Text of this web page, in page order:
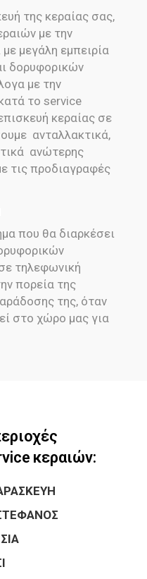
της κεραίας σας,
με την
μεγάλη εμπειρία
δορυφορικών
με την
το service
κεραίας σε
ανταλλακτικά,
ανώτερης
τις προδιαγραφές
που θα διαρκέσει
τηλεφωνική
πορεία της
της, όταν
στο χώρο μας για
κεραιών: